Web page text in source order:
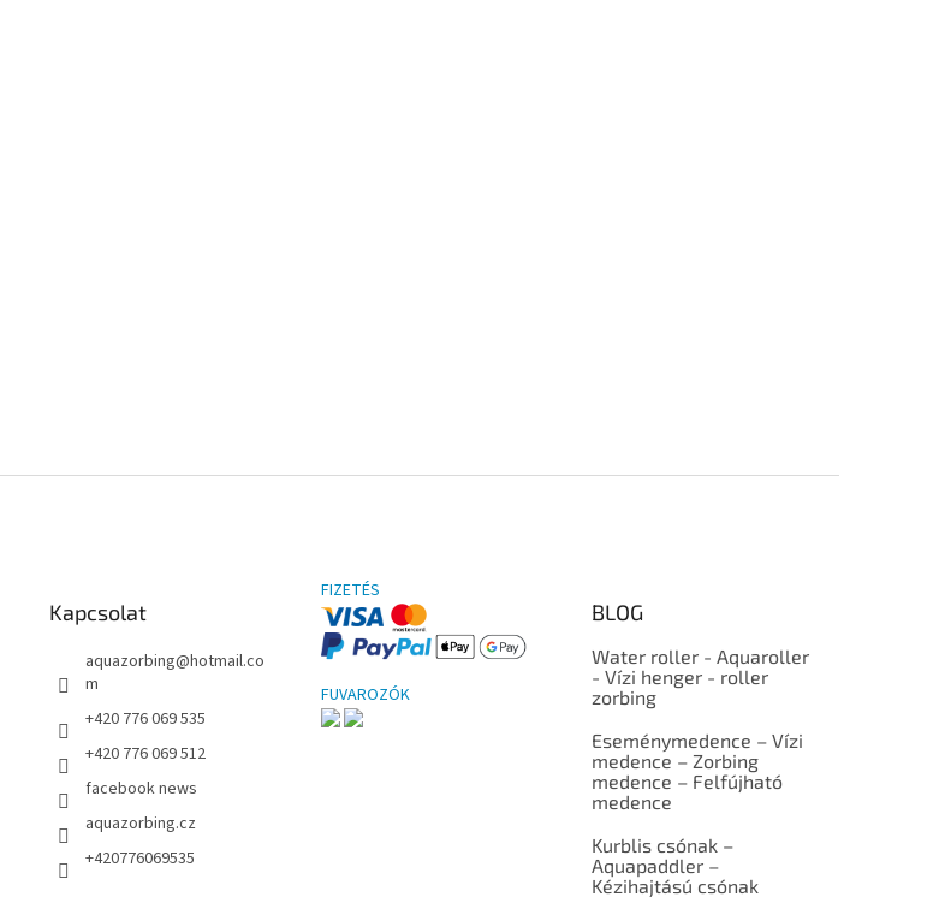
Kapcsolat
aquazorbing@hotmail.co
m
+420 776 069 535
+420 776 069 512
facebook news
aquazorbing.cz
+420776069535
FIZETÉS
FUVAROZÓK
BLOG
Water roller - Aquaroller
- Vízi henger - roller
zorbing
Eseménymedence – Vízi
medence – Zorbing
medence – Felfújható
medence
Kurblis csónak –
Aquapaddler –
Kézihajtású csónak